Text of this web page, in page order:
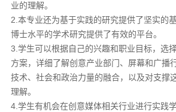
业的理解。
2.本专业还为基于实践的研究提供了坚实的
博士水平的学术研究提供了有效的平台。
3.学生可以根据自己的兴趣和职业目标，选
方案，详细了解创意产业部门、屏幕和广播
技术、社会和政治力量的融合，以及对支撑
理解。
4.学生有机会在创意媒体相关行业进行实践